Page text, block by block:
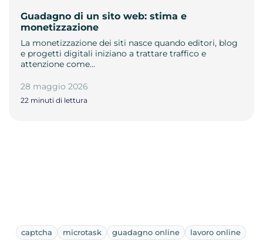
Guadagno di un sito web: stima e
monetizzazione
La monetizzazione dei siti nasce quando editori, blog
e progetti digitali iniziano a trattare traffico e
attenzione come…
28 maggio 2026
22 minuti di lettura
captcha microtask guadagno online lavoro online